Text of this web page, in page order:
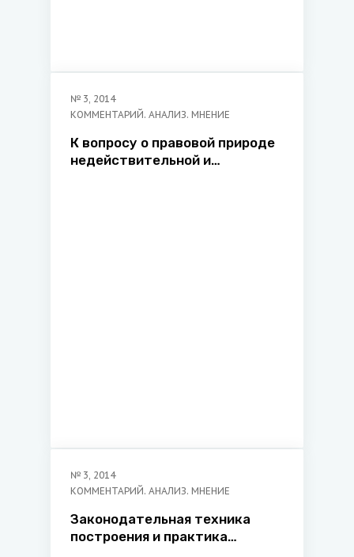
№ 3, 2014
КОММЕНТАРИЙ. АНАЛИЗ. МНЕНИЕ
К вопросу о правовой природе
недействительной и
№ 3, 2014
КОММЕНТАРИЙ. АНАЛИЗ. МНЕНИЕ
Законодательная техника
построения и практика